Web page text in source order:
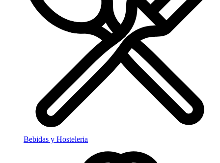
Bebidas y Hosteleria